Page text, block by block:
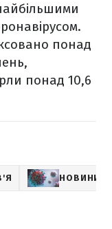
понад
понад 10,6
НОВИНИ